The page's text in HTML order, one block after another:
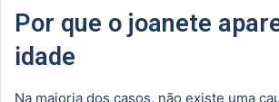
Por que o joanete
idade
Na maioria dos casos, não existe uma